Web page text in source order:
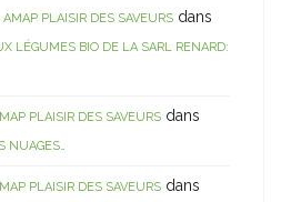
PLAISIR DES SAVEURS dans
LÉGUMES BIO DE LA SARL RENARD:
PLAISIR DES SAVEURS dans
NUAGES…
PLAISIR DES SAVEURS dans